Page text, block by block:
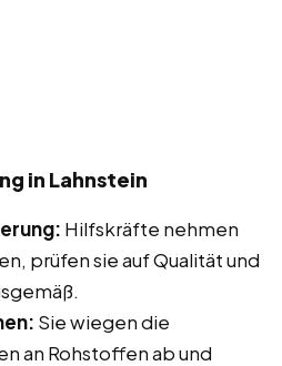
in Lahnstein
Hilfskräfte nehmen
prüfen sie auf Qualität und
Sie wiegen die
an Rohstoffen ab und